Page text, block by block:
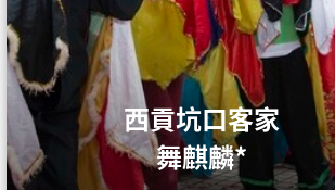
西貢坑口客家
舞麒麟*